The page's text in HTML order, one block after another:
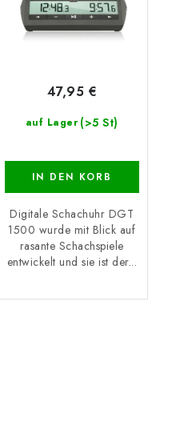
auf Lager (>5 St)
47,95 €
IN DEN KORB
Digitale Schachuhr DGT
1500 wurde mit Blick auf
rasante Schachspiele
entwickelt und sie ist der...